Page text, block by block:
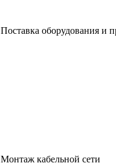
Поставка оборудования и
Монтаж кабельной сети